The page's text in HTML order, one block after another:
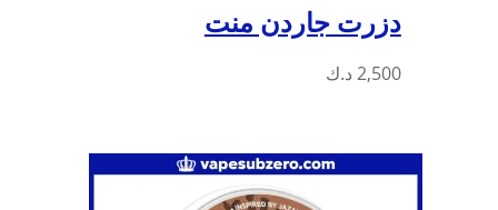
دزرت جاردن منت
2,500 د.ك